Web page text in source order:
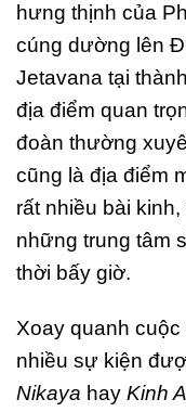
hưng thịnh của
cúng dường lên
Jetavana tại
địa điểm quan
đoàn thường
cũng là địa điểm
rất nhiều bài
những trung tâm
thời bấy giờ.
Xoay quanh
nhiều sự kiện
Nikaya hay Kinh